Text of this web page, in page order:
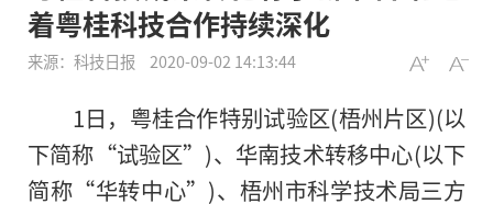
着粤桂科技合作持续深化
来源：科技日报 2020-09-02 14:13:44
1日，粤桂合作特别试验区(梧州片区)(以
下简称“试验区”)、华南技术转移中心(以下
简称“华转中心”)、梧州市科学技术局三方